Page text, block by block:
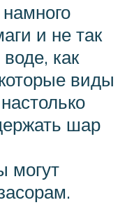
и не так
как
виды
шар
могут